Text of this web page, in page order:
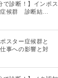
で診断！】インポス
症候群 診断結…
スター症候群と
事への影響と対